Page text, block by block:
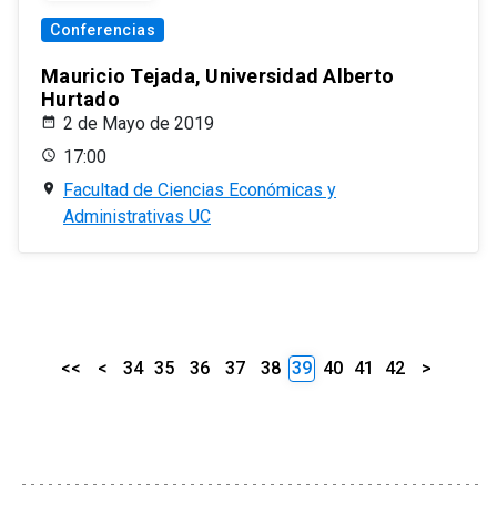
Conferencias
Mauricio Tejada, Universidad Alberto
Hurtado
2 de Mayo de 2019
17:00
Facultad de Ciencias Económicas y
Administrativas UC
<< < 34 35 36 37 38 39 40 41 42 >